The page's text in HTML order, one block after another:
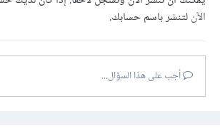
الآنلتنشر باسم حسابك.
أجب على هذا السؤال...